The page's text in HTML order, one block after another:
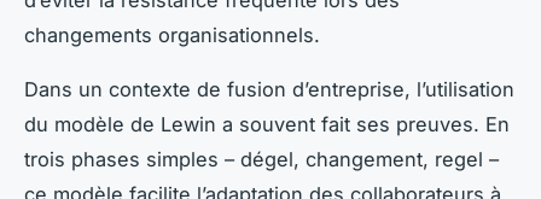
changements organisationnels.
Dans un contexte de fusion d’entreprise, l’utilisation
du modèle de Lewin a souvent fait ses preuves. En
trois phases simples – dégel, changement, regel –